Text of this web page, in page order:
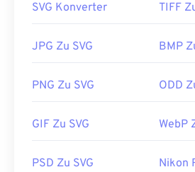
einzigartig, als es kein
der Informationen zum Erstellen
SVG-Dateien lassen sich in den
problemlos öffnen. Da es sich
SVG Konverter TIFF
JPG Zu SVG BMP
PNG Zu SVG ODD
GIF Zu SVG WebP
PSD Zu SVG Nikon